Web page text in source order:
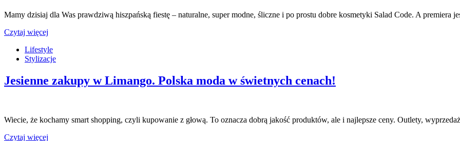
Mamy dzisiaj dla Was prawdziwą hiszpańską fiestę – naturalne, super modne, śliczne i po prostu dobre kosmetyki Salad Code. A premiera
Czytaj więcej
Lifestyle
Stylizacje
Jesienne zakupy w Limango. Polska moda w świetnych cenach!
Wiecie, że kochamy smart shopping, czyli kupowanie z głową. To oznacza dobrą jakość produktów, ale i najlepsze ceny. Outlety,
Czytaj więcej